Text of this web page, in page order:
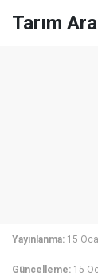
Tarım
Yayınlanma: 15
Güncelleme: 15